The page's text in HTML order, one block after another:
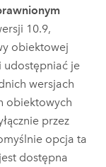
10.9,
obiektowej
udostępniać je
wersjach
obiektowych
przez
opcja ta
dostępna